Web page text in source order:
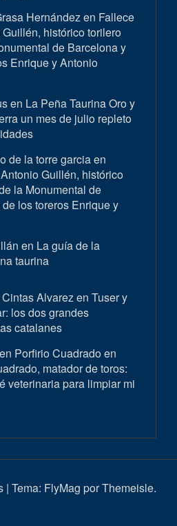
Hernández en Fallece
histórico torilero
de Barcelona y
Enrique y Antonio
en La Peña Taurina Oro y
un mes de julio repleto
de la torre garcia en
Guillén, histórico
la Monumental de
los toreros Enrique y
en La guía de la
taurina
Alvarez en Tuser y
los dos grandes
catalanes
Porfirio Cuadrado en
matador de toros:
veterinaria para limpiar mi
| Tema: FlyMag por Themeisle.